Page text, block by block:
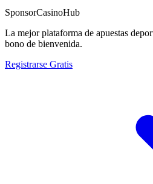
SponsorCasinoHub
La mejor plataforma de apuestas
bono de bienvenida.
Registrarse Gratis